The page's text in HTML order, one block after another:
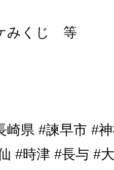
みくじ 等
崎県 #諫早市 #
#時津 #長与 #